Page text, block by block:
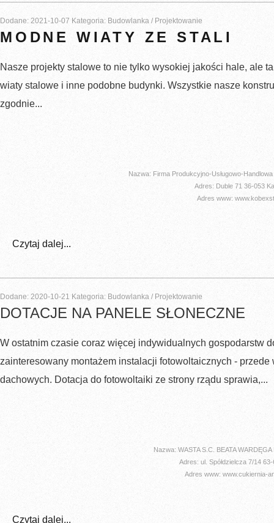
Dodane: 2021-10-07 Kategoria: Budowlanka / Projektowanie
MODNE WIATY ZE STALI
Nasze projekty stalowe to nie tylko wysokiej jakości hale, ale
wiaty stalowe i inne podobne budynki. Wszystkie nasze
zgodnie...
Nazwa: Firma Produkcyjno-Usługowo-
Adres: Duble 71 36-053
Adres www:
Czytaj dalej...
Dodane: 2020-10-21 Kategoria: Budowlanka / Projektowanie
DOTACJE NA PANELE SŁONECZNE
W ostatnim czasie coraz więcej indywidualnych gospodarstw
zainteresowany montażem instalacji fotowoltaicznych - przede
dachowych. Dotacja do fotowoltaiki ze strony rządu sprawia,...
Nazwa: WASTA S.C. BEATA
Adres: ul. Spółdzielcza 7/14
Adres www: www.cukiernia-
Czytaj dalej...